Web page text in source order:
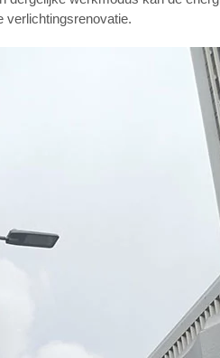
verlichtingsrenovatie.